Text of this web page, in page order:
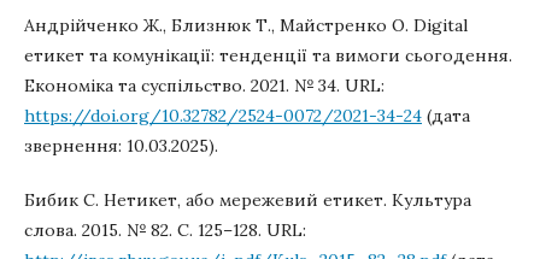
Андрійченко Ж., Близнюк Т., Майстренко О. Digital
етикет та комунікації: тенденції та вимоги сьогодення.
Економіка та суспільство. 2021. № 34. URL:
https://doi.org/10.32782/2524-0072/2021-34-24 (дата
звернення: 10.03.2025).
Бибик С. Нетикет, або мережевий етикет. Культура
слова. 2015. № 82. С. 125–128. URL: